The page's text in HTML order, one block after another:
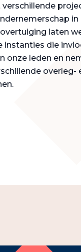
verschillende
in
laten
instanties die
onze leden en
overleg-